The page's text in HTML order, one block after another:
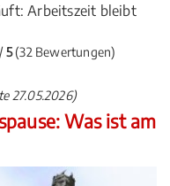
Arbeitszeit bleibt
5(32 Bewertungen)
27.05.2026)
Was ist am